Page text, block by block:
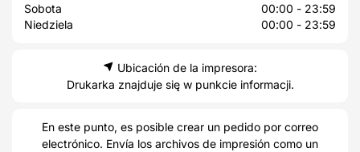
Sobota
00:00 - 23:59
Niedziela
00:00 - 23:59
Ubicación de la impresora:
Drukarka znajduje się w punkcie informacji.
En este punto, es posible crear un pedido por correo
electrónico. Envía los archivos de impresión como un